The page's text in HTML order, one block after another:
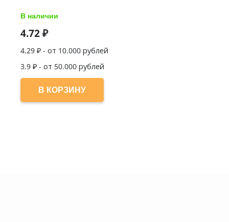
В наличии
4.72₽
4.29 ₽ - от 10.000 рублей
3.9 ₽ - от 50.000 рублей
В КОРЗИНУ